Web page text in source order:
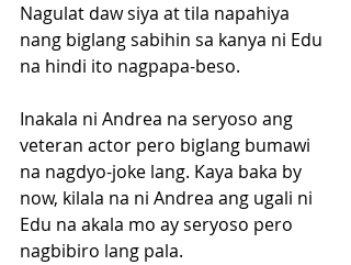
Nagulat daw siya at tila napahiya
nang biglang sabihin sa kanya ni Edu
na hindi ito nagpapa-beso.
Inakala ni Andrea na seryoso ang
veteran actor pero biglang bumawi
na nagdyo-joke lang. Kaya baka by
now, kilala na ni Andrea ang ugali ni
Edu na akala mo ay seryoso pero
nagbibiro lang pala.